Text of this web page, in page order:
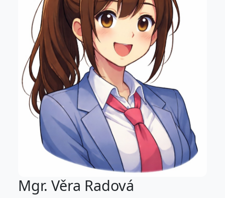
Mgr. Věra Radová